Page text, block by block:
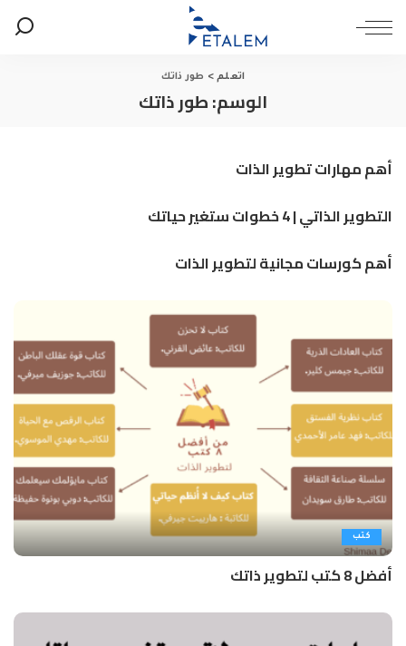
اتعلم> طور ذاتك
الوسم:طور ذاتك
أهم مهارات تطوير الذات
التطوير الذاتي | 4 خطوات ستغير حياتك
أهم كورسات مجانية لتطوير الذات
كتب
أفضل 8 كتب لتطوير ذاتك